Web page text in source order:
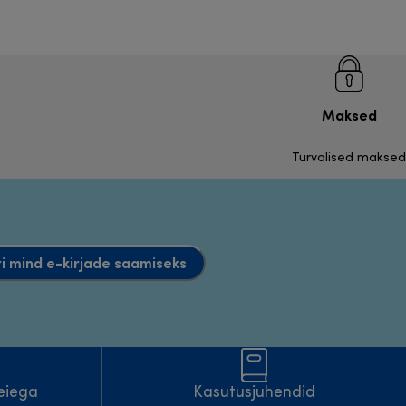
Maksed
Turvalised maksed
mind e-kirjade saamiseks
Kasutusjuhendid